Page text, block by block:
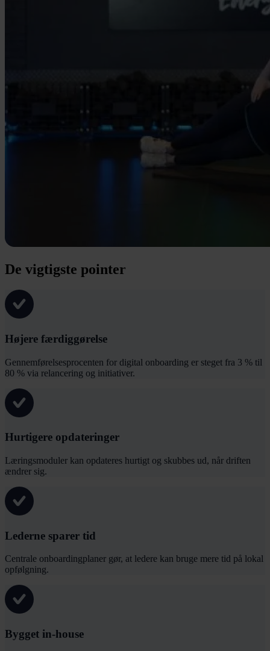
De vigtigste pointer
Højere færdiggørelse
Gennemførelsesprocenten for digital onboarding er steget fra 3 % til
80 % via relancering og initiativer.
Hurtigere opdateringer
Læringsmoduler kan opdateres hurtigt og skubbes ud, når driften
ændrer sig.
Lederne sparer tid
Centrale onboardingplaner gør, at ledere kan bruge mere tid på lokal
opfølgning.
Bygget in-house